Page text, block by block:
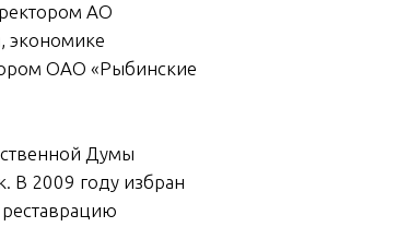
АО
экономике
ОАО «Рыбинские
Думы
В 2009 году избран